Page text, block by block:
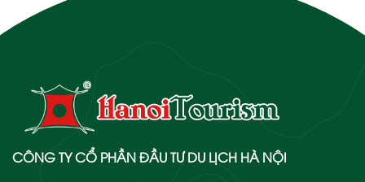
CÔNG TY CỔ PHẦN ĐẦU TƯ DU LỊCH HÀ NỘI